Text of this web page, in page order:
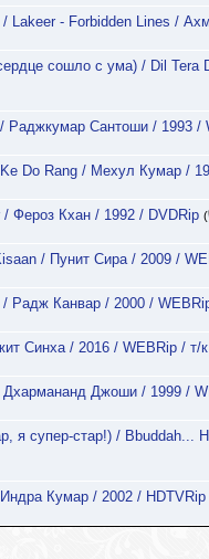
/ Lakeer - Forbidden Lines /
сошло с ума) / Dil
Раджкумар Сантоши / 1993 /
Do Rang / Мехул Кумар /
Фероз Кхан / 1992 / DVDRip (
/ Пунит Сира / 2009 /
Радж Канвар / 2000 /
Синха / 2016 / WEBRip / т/
Джоши / 1999 /
я супер-стар!) / Bbuddah...
Кумар / 2002 / HDTVRip